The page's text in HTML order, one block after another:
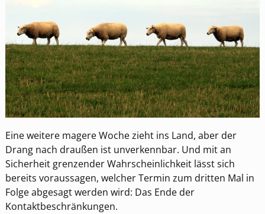
Eine weitere magere Woche zieht ins Land, aber der
Drang nach draußen ist unverkennbar. Und mit an
Sicherheit grenzender Wahrscheinlichkeit lässt sich
bereits voraussagen, welcher Termin zum dritten Mal in
Folge abgesagt werden wird: Das Ende der
Kontaktbeschränkungen.